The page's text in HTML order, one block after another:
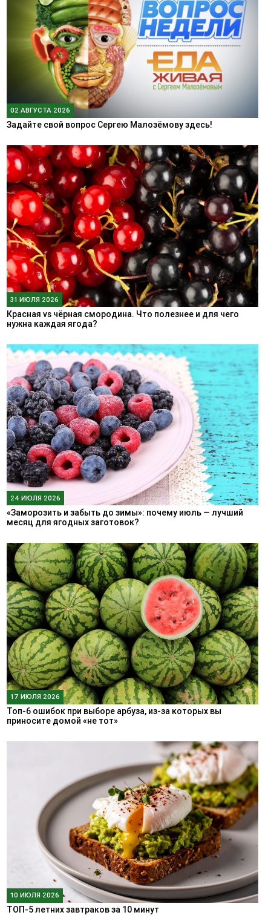
02 АВГУСТА 2026
Задайте свой вопрос Сергею Малозёмову здесь!
31 ИЮЛЯ 2026
Красная vs чёрная смородина. Что полезнее и для чего
нужна каждая ягода?
24 ИЮЛЯ 2026
«Заморозить и забыть до зимы»: почему июль — лучший
месяц для ягодных заготовок?
17 ИЮЛЯ 2026
Топ-6 ошибок при выборе арбуза, из-за которых вы
приносите домой «не тот»
10 ИЮЛЯ 2026
ТОП-5 летних завтраков за 10 минут